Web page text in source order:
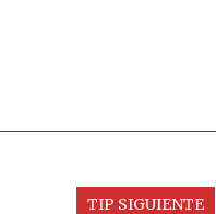
TIP SIGUIENTE